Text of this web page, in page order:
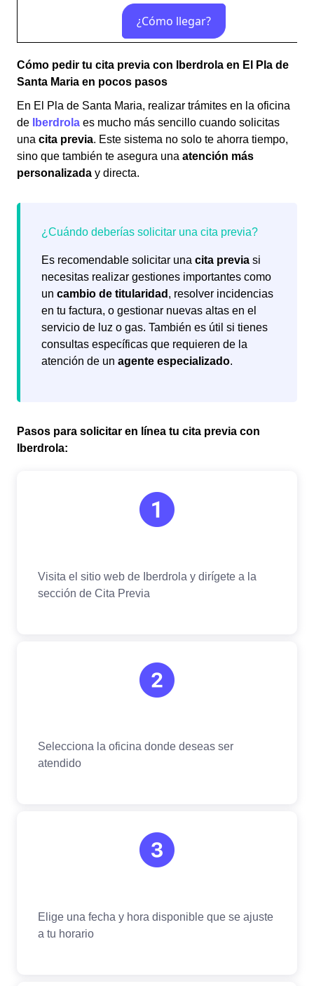
Cómo pedir tu cita previa con Iberdrola en El Pla de
Santa Maria en pocos pasos
En El Pla de Santa Maria, realizar trámites en la oficina
de
Iberdrola es mucho más sencillo cuando solicitas
una cita previa. Este sistema no solo te ahorra tiempo,
sino que también te asegura una atención más
personalizada y directa.
Es recomendable solicitar una cita previa si
necesitas realizar gestiones importantes como
un cambio de titularidad , resolver incidencias
en tu factura, o gestionar nuevas altas en el
servicio de luz o gas. También es útil si tienes
consultas específicas que requieren de la
atención de un agente especializado.
Pasos para solicitar en línea tu cita previa con
Iberdrola: